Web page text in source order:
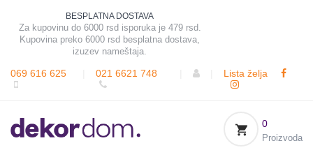
BESPLATNA DOSTAVA
Za kupovinu do 6000 rsd isporuka je 479 rsd.
Kupovina preko 6000 rsd besplatna dostava,
izuzev nameštaja.
069 616 625 021 6621 748 Lista želja
0
Proizvoda